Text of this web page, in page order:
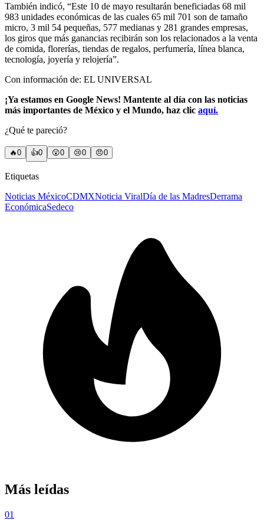
También indicó, “Este 10 de mayo resultarán beneficiadas 68 mil
983 unidades económicas de las cuales 65 mil 701 son de tamaño
micro, 3 mil 54 pequeñas, 577 medianas y 281 grandes empresas,
los giros que más ganancias recibirán son los relacionados a la venta
de comida, florerías, tiendas de regalos, perfumería, línea blanca,
tecnología, joyería y relojería”.
Con información de: EL UNIVERSAL
¡Ya estamos en Google News! Mantente al día con las noticias
más importantes de México y el Mundo, haz clic aquí.
¿Qué te pareció?
🔥0 👍0 😲0 😢0 😠0
Etiquetas
Noticias MéxicoCDMXNoticia ViralDía de las MadresDerrama
EconómicaSedeco
Más leídas
01